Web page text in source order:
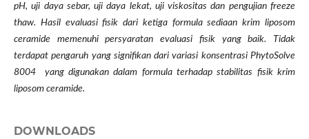
pH, uji daya sebar, uji daya lekat, uji viskositas dan pengujian freeze
thaw. Hasil evaluasi fisik dari ketiga formula sediaan krim liposom
ceramide memenuhi persyaratan evaluasi fisik yang baik. Tidak
terdapat pengaruh yang signifikan dari variasi konsentrasi PhytoSolve
8004 yang digunakan dalam formula terhadap stabilitas fisik krim
liposom ceramide.
DOWNLOADS